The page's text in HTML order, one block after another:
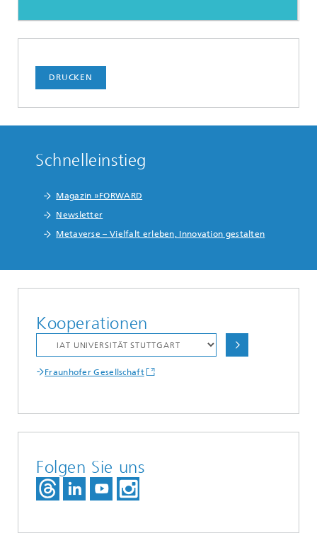
DRUCKEN
Schnelleinstieg
Magazin »FORWARD
Newsletter
Metaverse – Vielfalt erleben, Innovation gestalten
Kooperationen
Fraunhofer Gesellschaft
Folgen Sie uns